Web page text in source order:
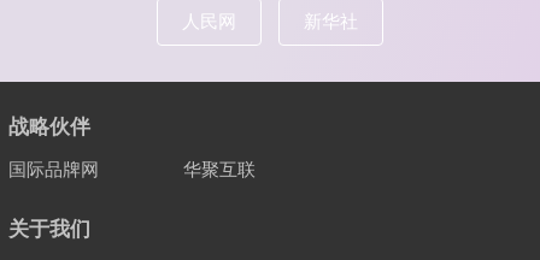
人民网 新华社
战略伙伴
国际品牌网 华聚互联
关于我们